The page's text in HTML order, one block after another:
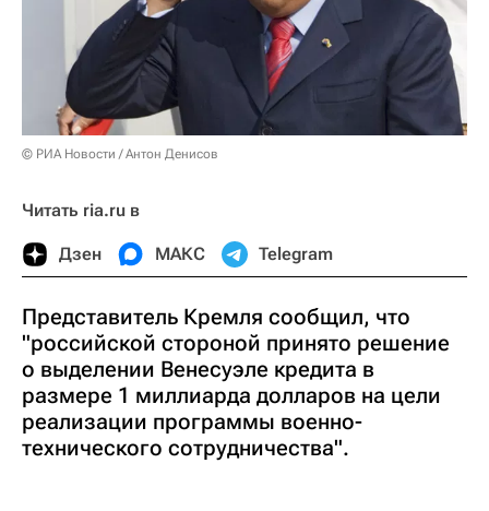
© РИА Новости / Антон Денисов
Читать ria.ru в
Дзен МАКС Telegram
Представитель Кремля сообщил, что
"российской стороной принято решение
о выделении Венесуэле кредита в
размере 1 миллиарда долларов на цели
реализации программы военно-
технического сотрудничества".